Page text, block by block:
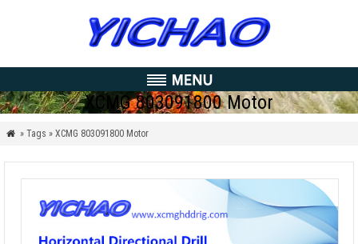
XCMG 803091800 Motor
 » Tags » XCMG 803091800 Motor